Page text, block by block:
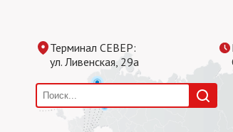
Терминал СЕВЕР:
ул. Ливенская, 29а